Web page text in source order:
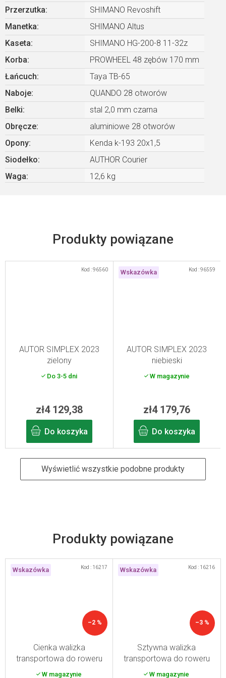
Produkty powiązane
Wskazówka
–2 %
Cienka walizka
transportowa do roweru
W magazynie
Kod : 16217 Wskazówka
–3 %
Sztywna walizka
transportowa do roweru
W magazynie
Kod : 16216
Przerzutka:
SHIMANO Revoshift
Manetka:
SHIMANO Altus
Kaseta:
SHIMANO HG-200-8 11-32z
Korba:
PROWHEEL 48 zębów 170 mm
Łańcuch:
Taya TB-65
Naboje:
QUANDO 28 otworów
Belki:
stal 2,0 mm czarna
Obręcze:
aluminiowe 28 otworów
Opony:
Kenda k-193 20x1,5
Siodełko:
AUTHOR Courier
Waga: 12,6 kg
AUTOR SIMPLEX 2023
zielony
Do 3-5 dni
zł4 129,38
Do koszyka
Kod :96560 Wskazówka
AUTOR SIMPLEX 2023
niebieski
W magazynie
zł4 179,76
Do koszyka
Kod :96559
Wyświetlić wszystkie podobne produkty